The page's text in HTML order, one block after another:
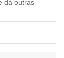
dá outras